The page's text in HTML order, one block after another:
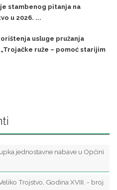
stambenog pitanja na
u 2026. ...
usluge pružanja
ruže – pomoć starijim
jednostavne nabave u Općini
Trojstvo, Godina XVIII. - broj